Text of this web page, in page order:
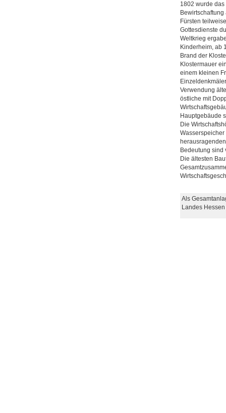
1802 wurde
Fürsten
Gottesdienste
Weltkrieg
Kinderheim, ab
Brand der
Klostermauer
einem kleinen
Verwendung
östliche mit
Hauptgebäude
Die
Bedeutung sind
Die ältesten
Als
Landes